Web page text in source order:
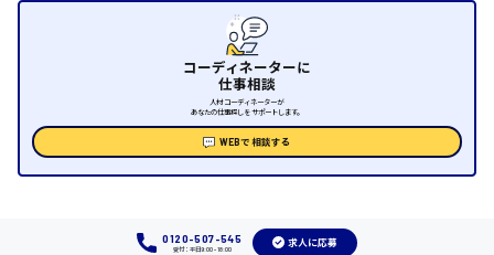
時給1000円～
コーディネーターに
仕事相談
人材コーディネーターが
あなたの仕事探しをサポートします。
WEBで相談する
0120-507-545
受付：平日9:00 - 18:00
求人に応募